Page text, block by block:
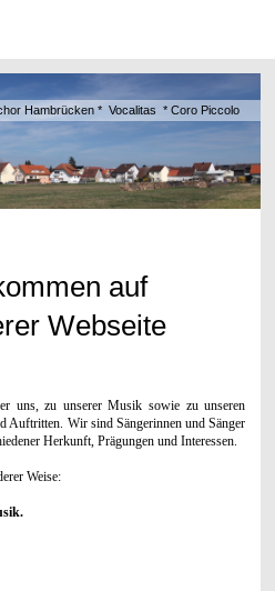
Hambrücken * Vocalitas * Coro Piccolo
auf
Webseite
uns, zu unserer Musik sowie zu unseren
Auftritten. Wir sind Sängerinnen und Sänger
Herkunft, Prägungen und Interessen.
Weise: